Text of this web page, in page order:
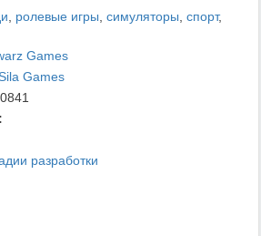
ролевые игры симуляторы спорт,
Games
Games
разработки